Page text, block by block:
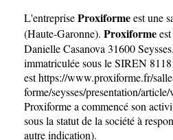
L'entrepriseProxiformeest une
(Haute-Garonne). Proxiforme
Danielle Casanova 31600
immatriculée sous le SIREN
esthttps://www.proxiforme.fr/
forme/seysses/presentation/
Proxiforme a commencé son
sous la statut de la société à
autre indication).